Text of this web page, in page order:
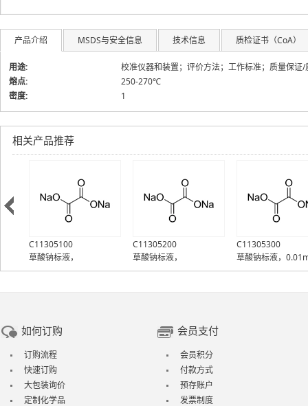
产品介绍 MSDS与安全信息 技术信息 质检证书（CoA）
用途:
校准仪器和装置；评价方法；工作标准；质量保证
熔点:
250-270℃
密度:
1
相关产品推荐
，0.01mol/L
C01306740
草酸钠，ACS
C01306701
草酸钠，GR，99.8%
草酸钠
如何订购
订购流程
快速订购
大包装询价
定制化学品
会员支付
会员积分
付款方式
预存账户
发票制度